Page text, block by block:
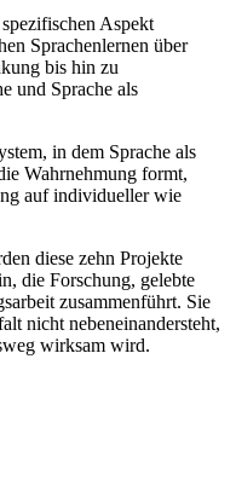
Aspekt
Sprachenlernen über
bis hin zu
und Sprache als
in dem Sprache als
Wahrnehmung formt,
auf individueller wie
diese zehn Projekte
die Forschung, gelebte
zusammenführt. Sie
nicht nebeneinandersteht,
wirksam wird.